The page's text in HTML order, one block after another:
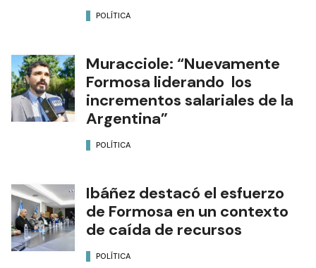
POLÍTICA
Muracciole: “Nuevamente
Formosa liderando los
incrementos salariales de la
Argentina”
POLÍTICA
Ibáñez destacó el esfuerzo
de Formosa en un contexto
de caída de recursos
POLÍTICA